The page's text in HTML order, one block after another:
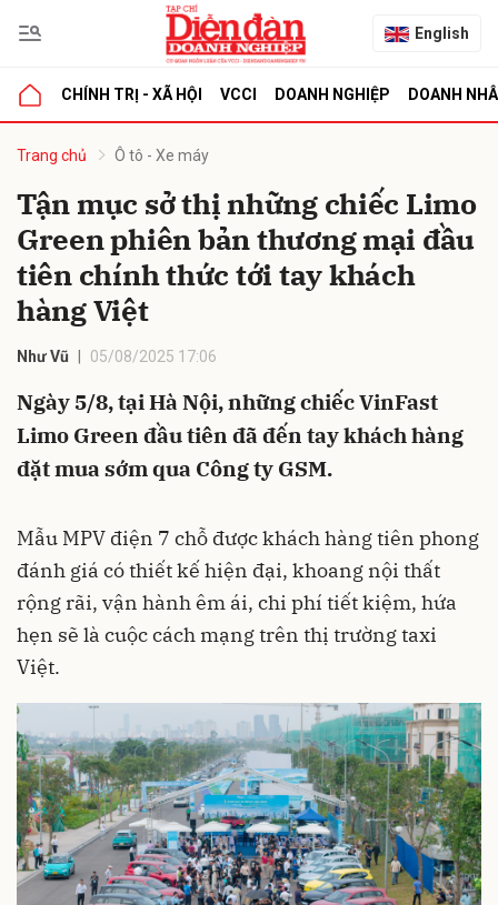
English
CHÍNH TRỊ - XÃ HỘI VCCI DOANH NGHIỆP DOANH
Trang chủ Ô tô - Xe máy
Tận mục sở thị những chiếc Limo
Green phiên bản thương mại đầu
tiên chính thức tới tay khách
hàng Việt
Như Vũ 05/08/2025 17:06
Ngày 5/8, tại Hà Nội, những chiếc VinFast
Limo Green đầu tiên đã đến tay khách hàng
đặt mua sớm qua Công ty GSM.
Mẫu MPV điện 7 chỗ được khách hàng tiên phong
đánh giá có thiết kế hiện đại, khoang nội thất
rộng rãi, vận hành êm ái, chi phí tiết kiệm, hứa
hẹn sẽ là cuộc cách mạng trên thị trường taxi
Việt.
luận